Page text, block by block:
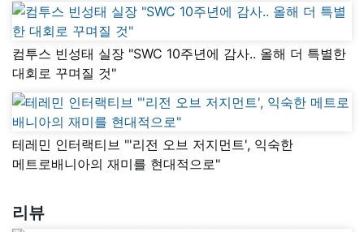
컴투스 빈성태 실장 "SWC 10주년에 감사.. 올해 더 특별한
대회로 꾸며질 것"
테레민 인터랙티브 "'리전 오브 저지먼트', 익숙한
메트로배니아의 재미를 현대적으로"
리뷰